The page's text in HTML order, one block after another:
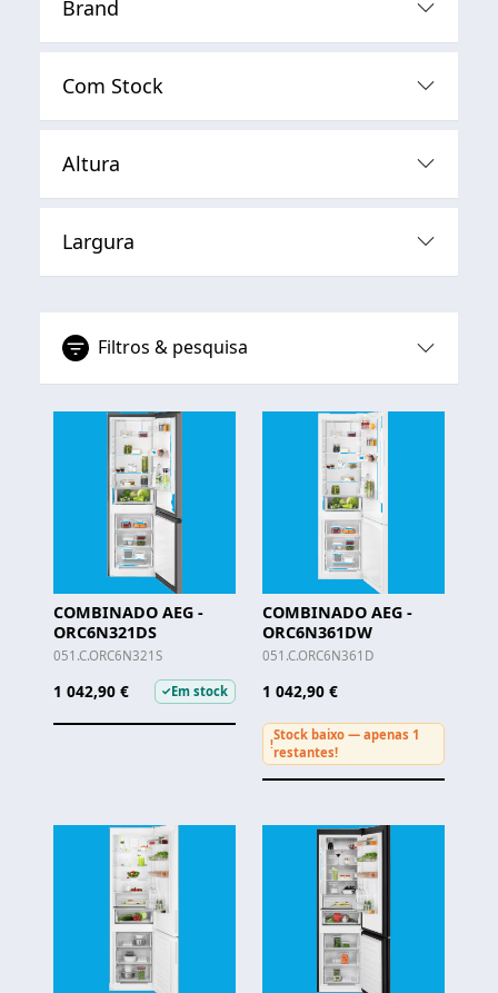
Filtros & pesquisa
COMBINADO AEG -
ORC6N321DS
051.C.ORC6N321S
1 042,90 € ✓Em stock
COMBINADO AEG -
ORC6N361DW
051.C.ORC6N361D
1 042,90 €
!
Stock baixo — apenas 1
restantes!
Brand
Com Stock
Altura
Largura